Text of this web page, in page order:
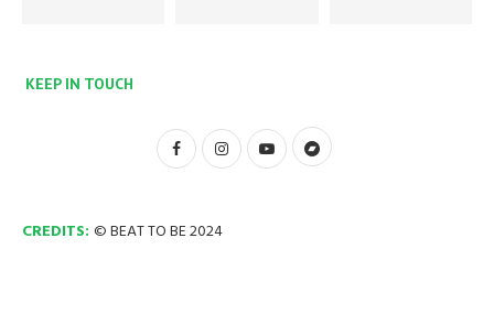
KEEP IN TOUCH
CREDITS: © BEAT TO BE 2024